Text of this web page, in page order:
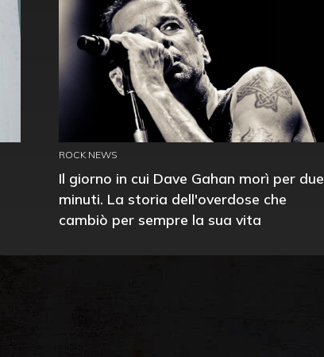
ROCK NEWS
Il giorno in cui Dave Gahan morì per due
minuti. La storia dell'overdose che
cambiò per sempre la sua vita